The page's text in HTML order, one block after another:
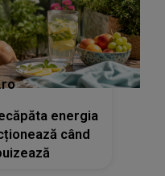
energia
când